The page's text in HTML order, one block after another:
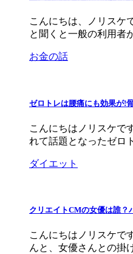
こんにちは、ノリスケ
と聞くと一般の利用者
お金の話
ゼロトレは腰痛にも効果が!
こんにちはノリスケで
れて話題となったゼロ
ダイエット
クリエイトCMの女優は誰？
こんにちはノリスケで
んと、女優さんとの掛